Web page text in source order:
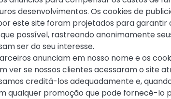
desenvolvimentos. Os cookies de
este site foram projetados para garantir
possível, rastreando anonimamente
ser do seu interesse.
anunciam em nosso nome e os
ver se nossos clientes acessaram o site
creditá-los adequadamente e,
qualquer promoção que pode fornecê-lo